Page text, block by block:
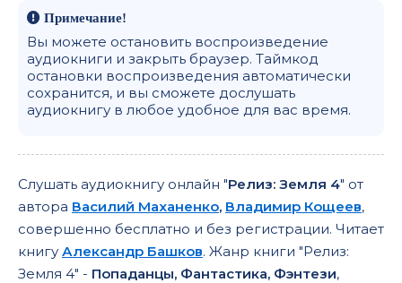
Примечание!
Вы можете остановить воспроизведение
аудиокниги и закрыть браузер. Таймкод
остановки воспроизведения автоматически
сохранится, и вы сможете дослушать
аудиокнигу в любое удобное для вас время.
Слушать аудиокнигу онлайн "Релиз: Земля 4" от
автора Василий Маханенко, Владимир Кощеев,
совершенно бесплатно и без регистрации. Читает
книгу Александр Башков. Жанр книги "Релиз:
Земля 4" - Попаданцы, Фантастика, Фэнтези,